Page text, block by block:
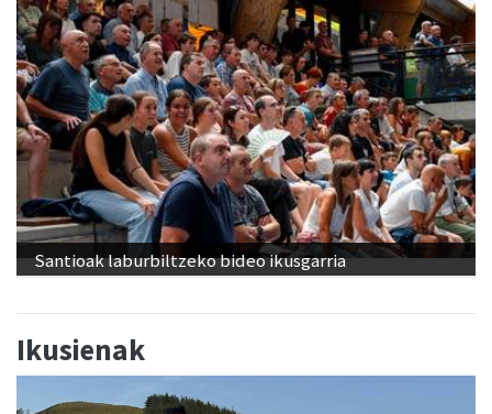
Santioak laburbiltzeko bideo ikusgarria
Ikusienak